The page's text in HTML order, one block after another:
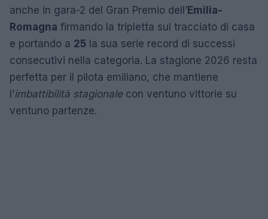
anche in gara-2 del Gran Premio dell’Emilia-
Romagna firmando la tripletta sul tracciato di casa
e portando a 25 la sua serie record di successi
consecutivi nella categoria. La stagione 2026 resta
perfetta per il pilota emiliano, che mantiene
l’imbattibilità stagionalecon ventuno vittorie su
ventuno partenze.